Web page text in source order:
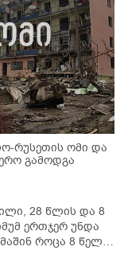
რუსეთის ომი და
გამოდგა
28 წლის და 8
ერთჯერ უნდა
როცა 8 წელი
- იპოვონ ერთი